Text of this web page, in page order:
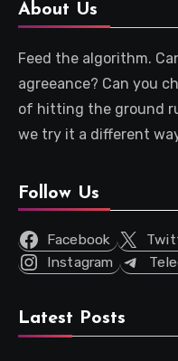
About Us
Feed the algorithm.
agreeance? Can you
of hitting the ground
we try it a different
Follow Us
Facebook
Instagram
Latest Posts